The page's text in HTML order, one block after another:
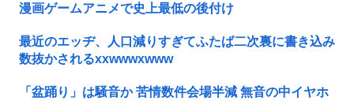
漫画ゲームアニメで史上最低の後付け
最近のエッヂ、人口減りすぎてふたば二次裏に書き込み
数抜かされるxxwwwxwww
「盆踊り」は騒音か 苦情数件会場半減 無音の中イヤホ